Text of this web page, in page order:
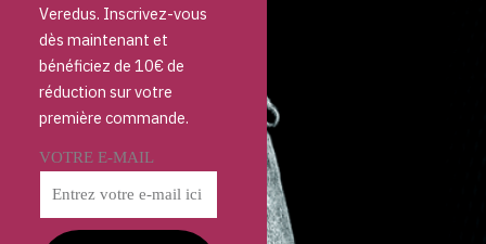
Veredus. Inscrivez-vous
dès maintenant et
bénéficiez de 10€ de
réduction sur votre
première commande.
VOTRE E-MAIL